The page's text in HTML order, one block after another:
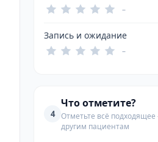
–
Запись и ожидание
–
4
Что отметите?
Отметьте всё
другим пациентам